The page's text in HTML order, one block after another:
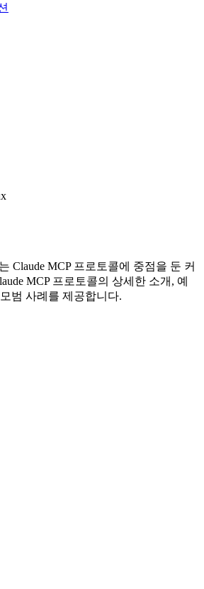
Claude MCP 프로토콜에 중점을 둔 커
MCP 프로토콜의 상세한 소개, 예
범 사례를 제공합니다.